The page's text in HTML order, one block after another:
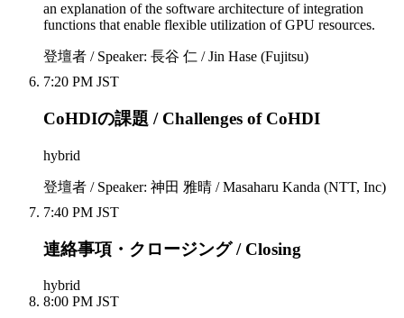
an explanation of the software architecture of integration
functions that enable flexible utilization of GPU resources.
登壇者 / Speaker: 長谷 仁 / Jin Hase (Fujitsu)
7:20 PM JST
CoHDIの課題 / Challenges of CoHDI
hybrid
登壇者 / Speaker: 神田 雅晴 / Masaharu Kanda (NTT, Inc)
7:40 PM JST
連絡事項・クロージング / Closing
hybrid
8:00 PM JST